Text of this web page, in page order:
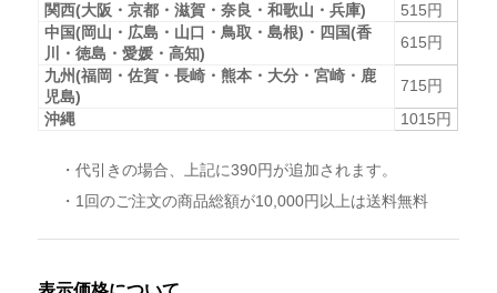
関西(大阪・京都・滋賀・奈良・和歌山・兵庫)
515円
中国(岡山・広島・山口・鳥取・島根)・四国(香
川・徳島・愛媛・高知)
615円
九州(福岡・佐賀・長崎・熊本・大分・宮崎・鹿
児島)
715円
沖縄
1015円
・代引きの場合、上記に390円が追加されます。
・1回のご注文の商品総額が10,000円以上は送料無料